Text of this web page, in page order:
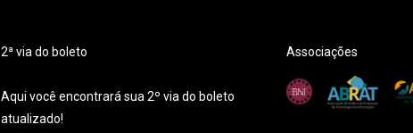
2ª via do boleto
Aqui você encontrará sua 2º via do boleto
atualizado!
Associações